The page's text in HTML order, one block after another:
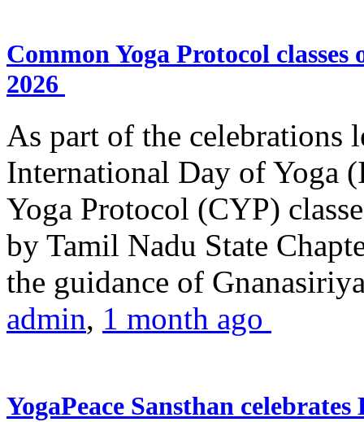
Common Yoga Protocol
2026
As part of the celebrations
International Day of Yoga
Yoga Protocol (CYP)
by Tamil Nadu State
the guidance of
admin, 1 month ago
YogaPeace Sansthan